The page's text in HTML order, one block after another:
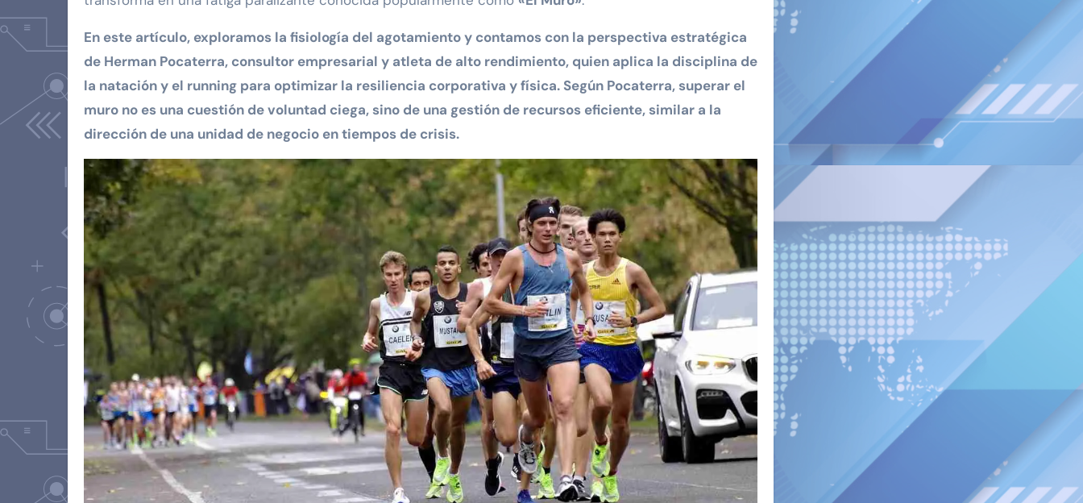
En este artículo, exploramos la fisiología del agotamiento y contamos con la perspectiva estratégica
de Herman Pocaterra, consultor empresarial y atleta de alto rendimiento, quien aplica la disciplina de
la natación y el running para optimizar la resiliencia corporativa y física. Según Pocaterra, superar el
muro no es una cuestión de voluntad ciega, sino de una gestión de recursos eficiente, similar a la
dirección de una unidad de negocio en tiempos de crisis.